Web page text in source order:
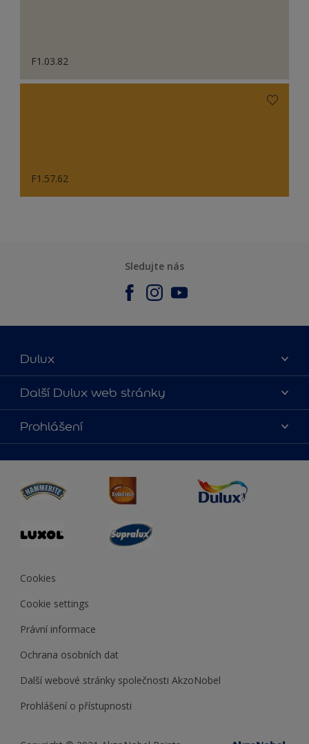
F1.03.82
F1.57.62
Sledujte nás
Dulux
O nás
Kontaktujte nás
Najít obchod
Další Dulux web stránky
duluxmalir.cz
duluxmaliar.sk
duluxprodejnabarev.cz
duluxpredajnafarieb.sk
Prohlášení
Cookies
Cookie settings
Právní informace
Ochrana osobních dat
Další webové stránky společnosti AkzoNobel
Prohlášení o přístupnosti